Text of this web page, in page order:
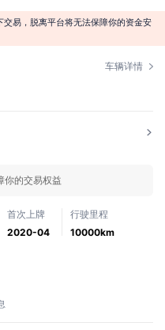
易，脱离平台将无法保障你的资金安
车辆详情
你的交易权益
首次上牌
2020-04
行驶里程
10000km